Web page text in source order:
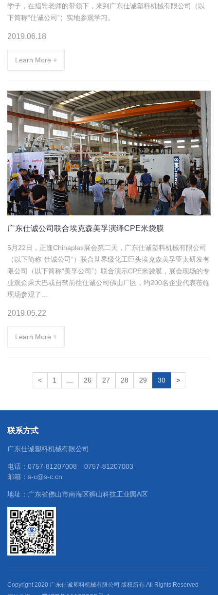
学子，在指导老师的带领下，来到广东仕诚塑料机械有限公司（以
下简称“仕诚公司”）实地参观学习。
2019.06.18
Learn More +
广东仕诚公司联合埃克森美孚演绎CPE米袋膜
5月22日，正逢Chinaplas展会第二天，广东仕诚塑料机械有限公司
（以下简称“仕诚公司”）联合世界级化工巨头埃克森美孚亚太研发有
限公司（以下简称“美孚公司”）联合演示CPE米袋膜，展会现场的专
业观众乘大巴或自驾前往仕诚公司佛山厂区，约200名‍企业代表莅临
现场参观了…
2019.05.22
Learn More +
< 1 26 27 28 29 30 >
联系方式
广东仕诚塑料机械有限公司
电话： 0757-81207008
0757-81207003
邮箱： s-c@s-c.cn
地址：广东省佛山市南海区狮山科技工业园A区
Copyright 2020 广东仕诚塑料机械有限公司 版权所有 All Rights Reserved